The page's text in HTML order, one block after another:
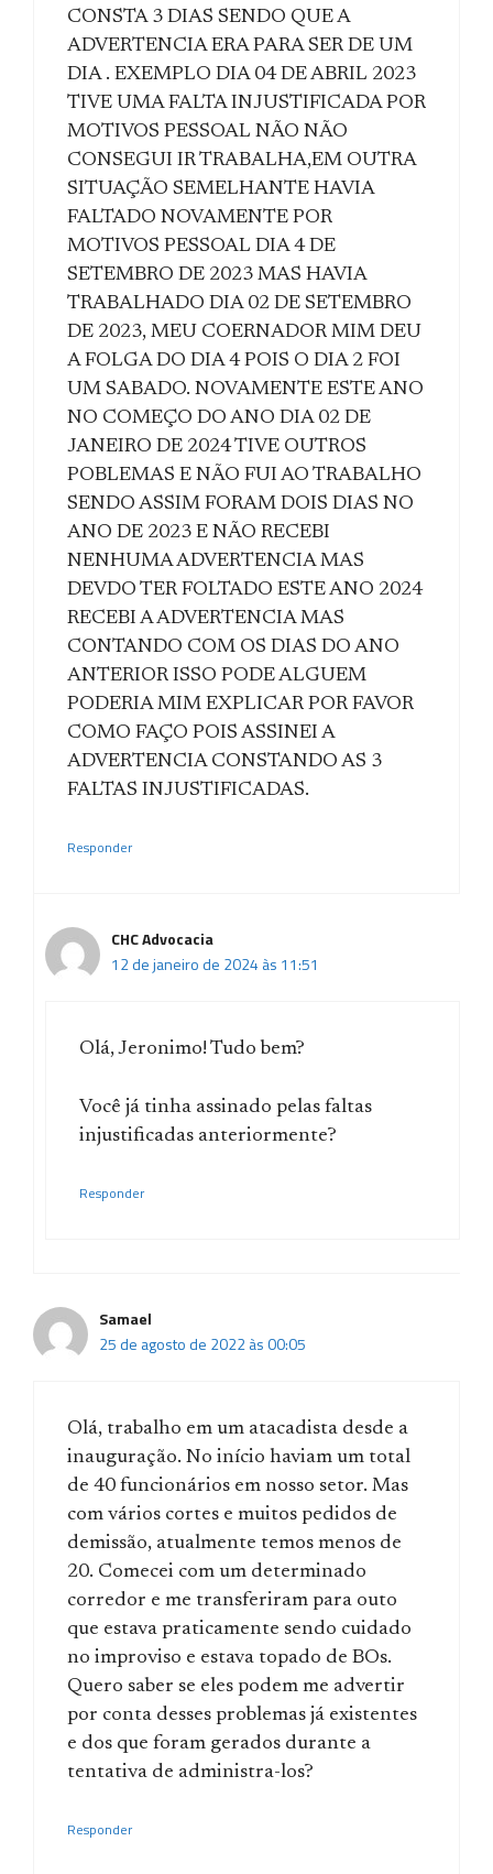
CONSTA 3 DIAS SENDO QUE A
ADVERTENCIA ERA PARA SER DE UM
DIA . EXEMPLO DIA 04 DE ABRIL 2023
TIVE UMA FALTA INJUSTIFICADA POR
MOTIVOS PESSOAL NÃO NÃO
CONSEGUI IR TRABALHA,EM OUTRA
SITUAÇÃO SEMELHANTE HAVIA
FALTADO NOVAMENTE POR
MOTIVOS PESSOAL DIA 4 DE
SETEMBRO DE 2023 MAS HAVIA
TRABALHADO DIA 02 DE SETEMBRO
DE 2023, MEU COERNADOR MIM DEU
A FOLGA DO DIA 4 POIS O DIA 2 FOI
UM SABADO. NOVAMENTE ESTE ANO
NO COMEÇO DO ANO DIA 02 DE
JANEIRO DE 2024 TIVE OUTROS
POBLEMAS E NÃO FUI AO TRABALHO
SENDO ASSIM FORAM DOIS DIAS NO
ANO DE 2023 E NÃO RECEBI
NENHUMA ADVERTENCIA MAS
DEVDO TER FOLTADO ESTE ANO 2024
RECEBI A ADVERTENCIA MAS
CONTANDO COM OS DIAS DO ANO
ANTERIOR ISSO PODE ALGUEM
PODERIA MIM EXPLICAR POR FAVOR
COMO FAÇO POIS ASSINEI A
ADVERTENCIA CONSTANDO AS 3
FALTAS INJUSTIFICADAS.
Responder
CHC Advocacia
12 de janeiro de 2024 às 11:51
Olá, Jeronimo! Tudo bem?
Você já tinha assinado pelas faltas
injustificadas anteriormente?
Responder
Samael
25 de agosto de 2022 às 00:05
Olá, trabalho em um atacadista desde a
inauguração. No início haviam um total
de 40 funcionários em nosso setor. Mas
com vários cortes e muitos pedidos de
demissão, atualmente temos menos de
20. Comecei com um determinado
corredor e me transferiram para outo
que estava praticamente sendo cuidado
no improviso e estava topado de BOs.
Quero saber se eles podem me advertir
por conta desses problemas já existentes
e dos que foram gerados durante a
tentativa de administra-los?
Responder